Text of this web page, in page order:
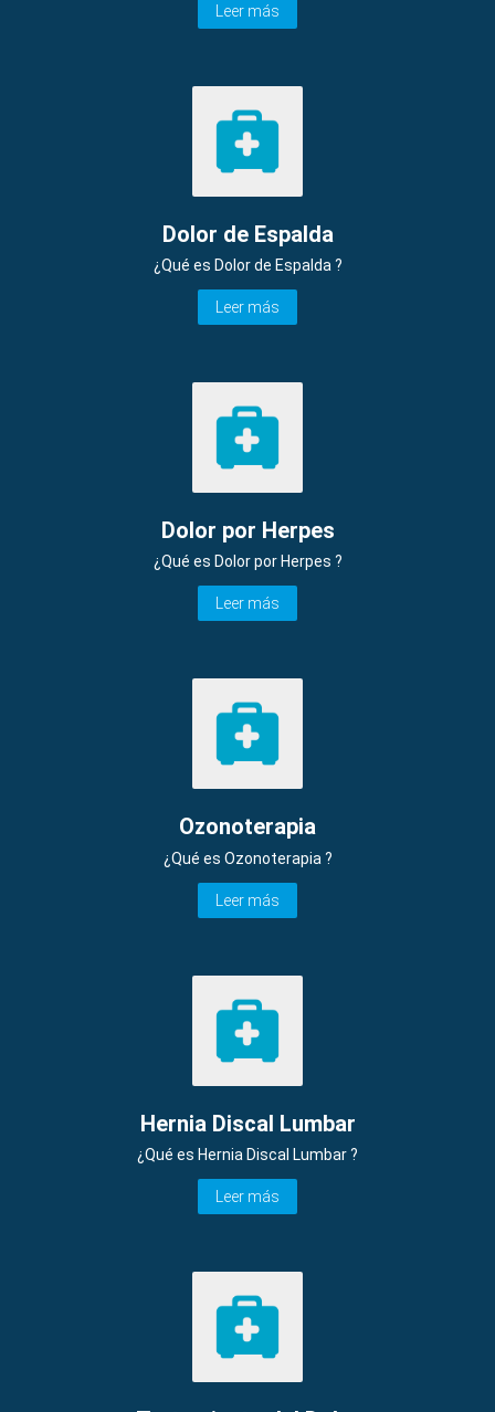
Leer más
Dolor de Espalda
¿Qué es Dolor de Espalda ?
Leer más
Dolor por Herpes
¿Qué es Dolor por Herpes ?
Leer más
Ozonoterapia
¿Qué es Ozonoterapia ?
Leer más
Hernia Discal Lumbar
¿Qué es Hernia Discal Lumbar ?
Leer más